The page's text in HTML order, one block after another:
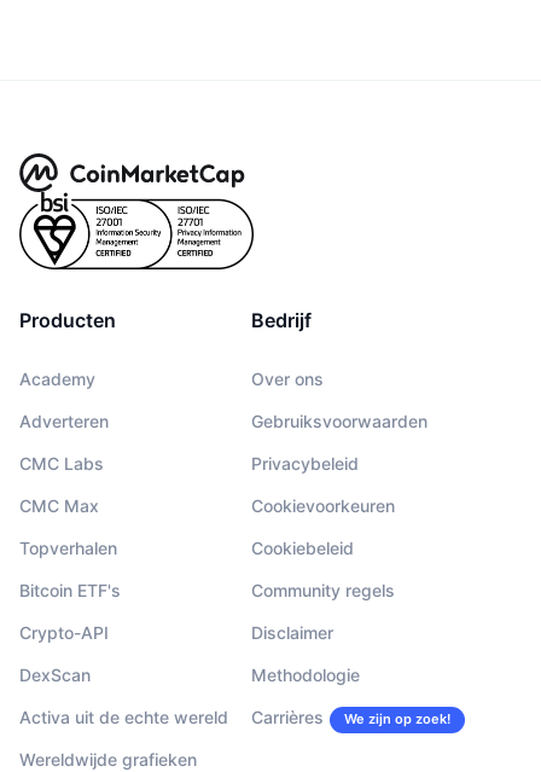
Producten
Academy
Adverteren
CMC Labs
CMC Max
Topverhalen
Bitcoin ETF's
Crypto-API
DexScan
Activa uit de echte wereld
Wereldwijde grafieken
Bedrijf
Over ons
Gebruiksvoorwaarden
Privacybeleid
Cookievoorkeuren
Cookiebeleid
Community regels
Disclaimer
Methodologie
Carrières We zijn op zoek!